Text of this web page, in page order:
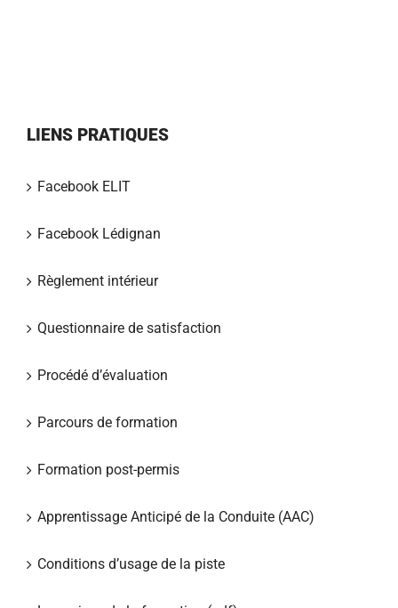
LIENS PRATIQUES
Facebook ELIT
Facebook Lédignan
Règlement intérieur
Questionnaire de satisfaction
Procédé d’évaluation
Parcours de formation
Formation post-permis
Apprentissage Anticipé de la Conduite (AAC)
Conditions d’usage de la piste